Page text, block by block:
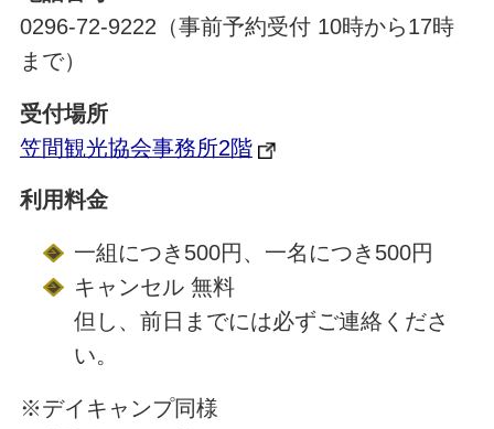
0296-72-9222（事前予約受付 10時から17時
まで）
受付場所
笠間観光協会事務所2階
利用料金
一組につき500円、一名につき500円
キャンセル 無料
但し、前日までには必ずご連絡くださ
い。
※デイキャンプ同様